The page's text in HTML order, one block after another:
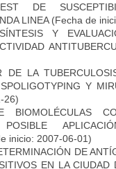
DE
LINEA(Fecha de
Y
DE LA
Y
26)
inicio: 2007-06-01)
DE
EN LA CIUDAD